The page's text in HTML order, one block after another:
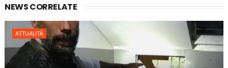
NEWS CORRELATE
ATTUALITÀ